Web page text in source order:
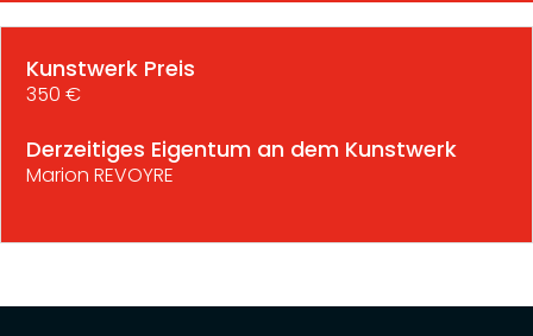
Kunstwerk Preis
350 €
Derzeitiges Eigentum an dem Kunstwerk
Marion REVOYRE